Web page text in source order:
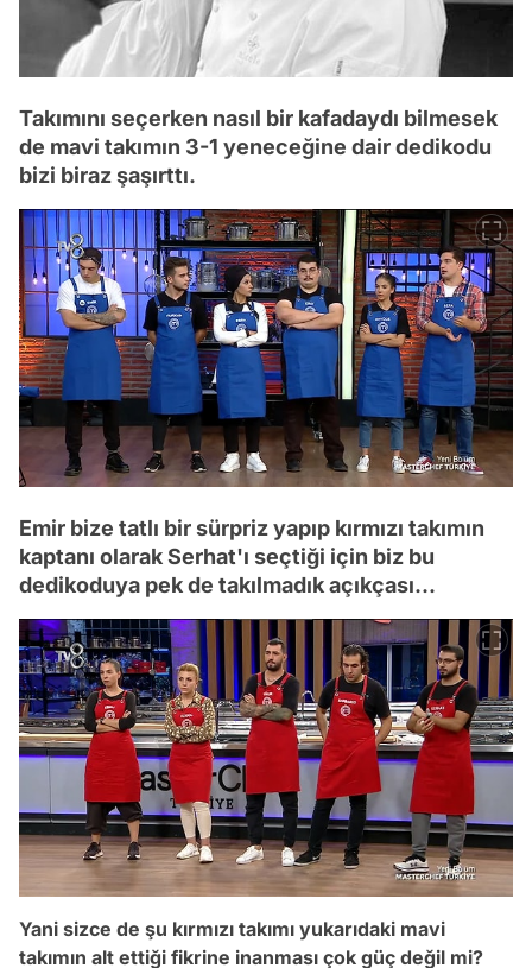
Takımını seçerken nasıl bir kafadaydı bilmesek
de mavi takımın 3-1 yeneceğine dair dedikodu
bizi biraz şaşırttı.
Emir bize tatlı bir sürpriz yapıp kırmızı takımın
kaptanı olarak Serhat'ı seçtiği için biz bu
dedikoduya pek de takılmadık açıkçası...
Yani sizce de şu kırmızı takımı yukarıdaki mavi
takımın alt ettiği fikrine inanması çok güç değil mi?